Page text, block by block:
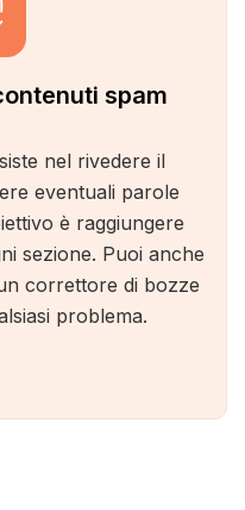
spam
nel rivedere il
eventuali parole
è raggiungere
sezione. Puoi anche
correttore di bozze
problema.